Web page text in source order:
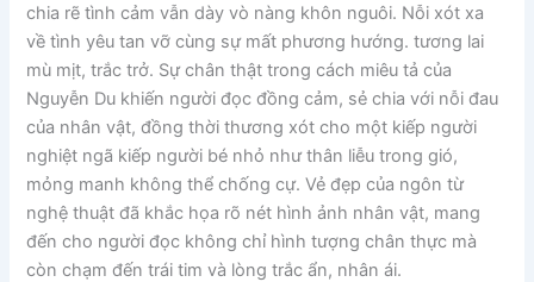
chia rẽ tình cảm vẫn dày vò nàng khôn nguôi. Nỗi xót xa
về tình yêu tan vỡ cùng sự mất phương hướng. tương lai
mù mịt, trắc trở. Sự chân thật trong cách miêu tả của
Nguyễn Du khiến người đọc đồng cảm, sẻ chia với nỗi đau
của nhân vật, đồng thời thương xót cho một kiếp người
nghiệt ngã kiếp người bé nhỏ như thân liễu trong gió,
mỏng manh không thể chống cự. Vẻ đẹp của ngôn từ
nghệ thuật đã khắc họa rõ nét hình ảnh nhân vật, mang
đến cho người đọc không chỉ hình tượng chân thực mà
còn chạm đến trái tim và lòng trắc ẩn, nhân ái.